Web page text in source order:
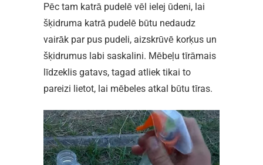
Pēc tam katrā pudelē vēl ielej ūdeni, lai
šķidruma katrā pudelē būtu nedaudz
vairāk par pus pudeli, aizskrūvē korķus un
šķidrumus labi saskalini. Mēbeļu tīrāmais
līdzeklis gatavs, tagad atliek tikai to
pareizi lietot, lai mēbeles atkal būtu tīras.